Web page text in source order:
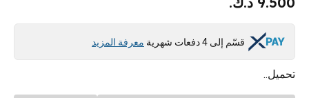
قسّم إلى 4 دفعات شهرية معرفة المزيد
تحميل..